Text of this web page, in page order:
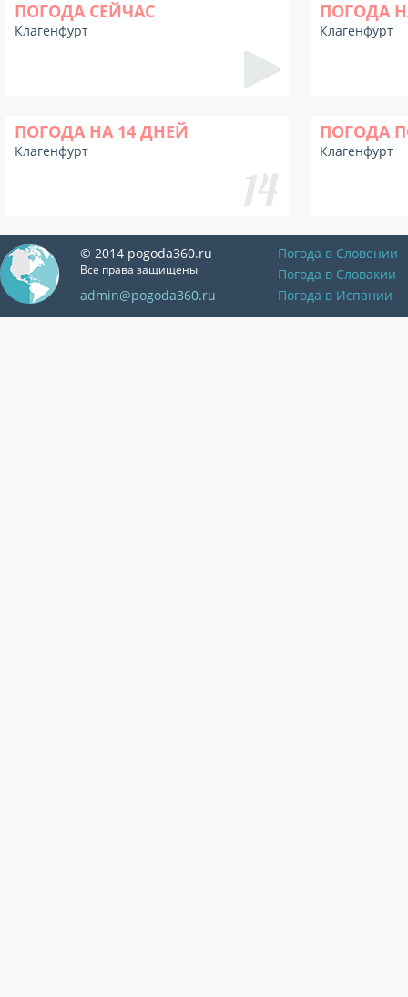
ПОГОДА СЕЙЧАС
Клагенфурт
ПОГОДА
Клагенфурт
ПОГОДА НА 14 ДНЕЙ
Клагенфурт
ПОГОДА
Клагенфурт
© 2014 pogoda360.ru
Все права защищены
admin@pogoda360.ru
Погода в Словении
Погода в Словакии
Погода в Испании